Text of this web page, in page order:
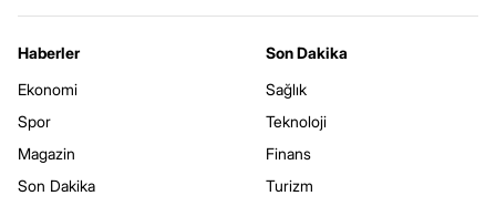
Haberler
Ekonomi
Spor
Magazin
Son Dakika
Son Dakika
Sağlık
Teknoloji
Finans
Turizm